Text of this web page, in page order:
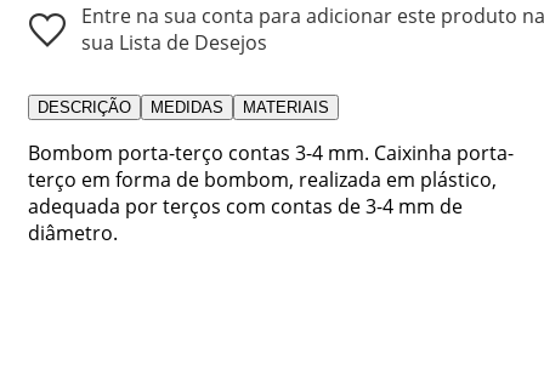
Entre na sua conta para adicionar este produto na
sua Lista de Desejos
DESCRIÇÃO MEDIDAS MATERIAIS
Bombom porta-terço contas 3-4 mm. Caixinha porta-
terço em forma de bombom, realizada em plástico,
adequada por terços com contas de 3-4 mm de
diâmetro.